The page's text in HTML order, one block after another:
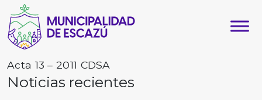
Acta 13 – 2011 CDSA
Noticias recientes